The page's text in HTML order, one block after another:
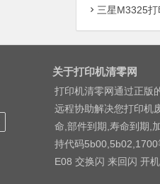
三星M3325打印
关于打印机清零网
打印机清零网通过正版
远程协助解决您打印机
命,部件到期,寿命到期,
持代码
E08 交换闪 来回闪 开